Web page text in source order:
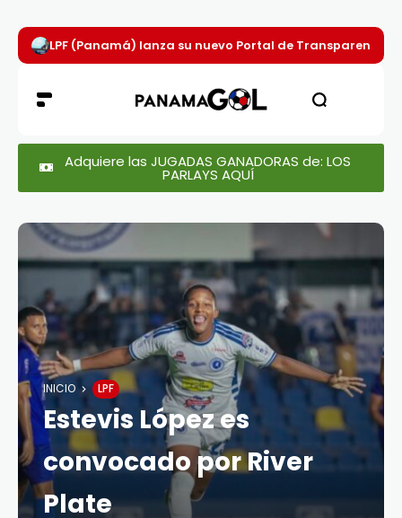
LPF (Panamá) lanza su nuevo Portal de Transparencia
Adquiere las JUGADAS GANADORAS de: LOS
PARLAYS AQUÍ
INICIO LPF
Estevis López es
convocado por River
Plate